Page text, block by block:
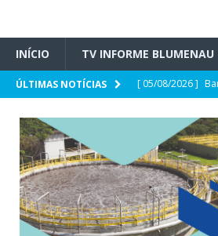
INÍCIO TV INFORME BLUMENAU
ÚLTIMAS NOTÍCIAS [ 05/08/2026 ]
[ 05/08/2026 ]
sobre Reforma
[ 05/08/2026 ]
GERAL